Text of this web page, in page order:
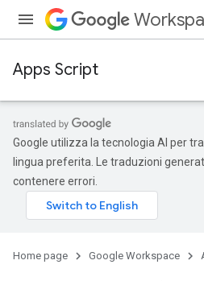
Apps Script
Google utilizza la tecnologia AI per
lingua preferita. Le traduzioni
contenere errori.
Home page Google Workspace